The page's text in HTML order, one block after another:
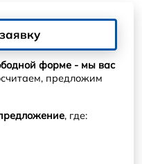
форме - мы вас
предложим
, где: